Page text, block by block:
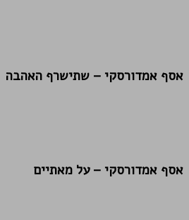
אסף אמדורסקי – שתישרף האהבה
אסף אמדורסקי – על מאתיים